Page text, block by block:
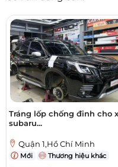
Tráng lốp chống đinh cho
subaru...
Quận 1,Hồ Chí Minh
Mới Thương hiệu khác